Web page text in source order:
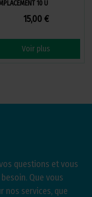
10 U
15,00 €
Voir plus
questions et vous
Que vous
nos services, que